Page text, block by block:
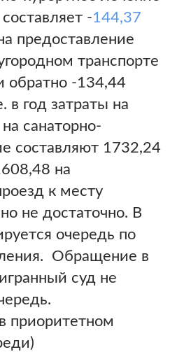
-144,37
предоставление
транспорте
обратно -134,44
в год затраты на
санаторно-
составляют 1732,24
на
к месту
не достаточно. В
очередь по
Обращение в
суд не
приоритетном